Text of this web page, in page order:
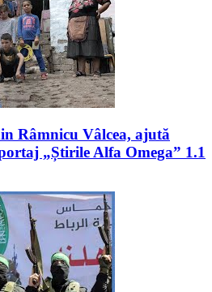
Râmnicu Vâlcea, ajută
„Știrile Alfa Omega” 1.1